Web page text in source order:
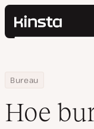
Kinsta®
Contact
Zoeken
Home
Hulpbronnen
Blog
Bureau
Hoe bureaus
Hoe